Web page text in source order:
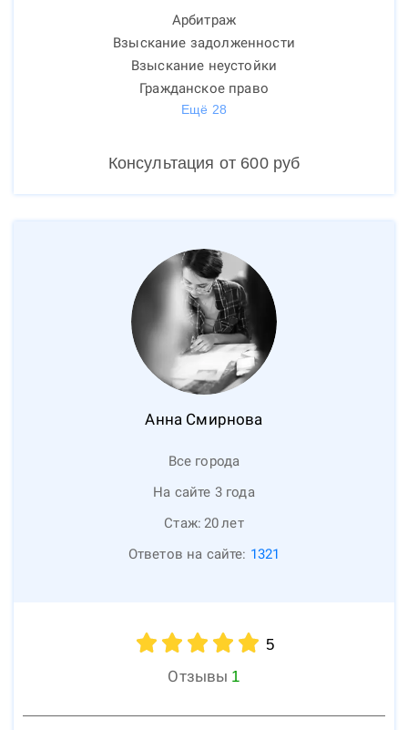
Арбитраж
Взыскание задолженности
Взыскание неустойки
Гражданское право
Ещё 28
Консультация от 600руб
Анна Смирнова
Все города
На сайте 3 года
Стаж: 20лет
Ответов на сайте: 1321
5
Отзывы 1